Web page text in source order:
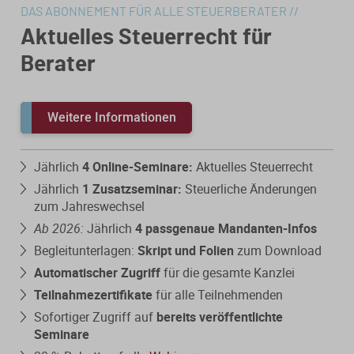
Bücher / Broschüren
Digitale Tools zur Unterstützung von
Kanzlei und Mandanten.
FormularPilot
StBVV-Rechner
Gebühren­berechnung leicht
gemacht
Kanzleischulungen
Didaktisch aufgebaute Online-Kurse
mit Schaubildern und Testfragen.
Geldwäscheprävention
IT-Sicherheit
Berufsrecht
Fit für die Ausbildung
Verfahrensrecht / Abgabenordnung
Buchführung / Bilanzierung
Arbeitsvereinbarungen
Mandatsvereinbarungen
Gebührenrecht
Praxisvereinbarungen
Beratungsfelder
Gemeinnützigkeit
Nachfolgeberatung
DAS ABONNEMENT FÜR ALLE STEUERBERATER //
Aktuelles Steuerrecht für
Berater
Weitere Informationen
Jährlich 4 Online-Seminare: Aktuelles Steuerrecht
Jährlich 1 Zusatzseminar: Steuerliche Änderungen
zum Jahreswechsel
Ab 2026: Jährlich 4 passgenaue Mandanten-Infos
Begleitunterlagen: Skript und Folien zum Download
Automatischer Zugrifffür die gesamte Kanzlei
Teilnahmezertifikatefür alle Teilnehmenden
Sofortiger Zugriff auf bereits veröffentlichte
Seminare